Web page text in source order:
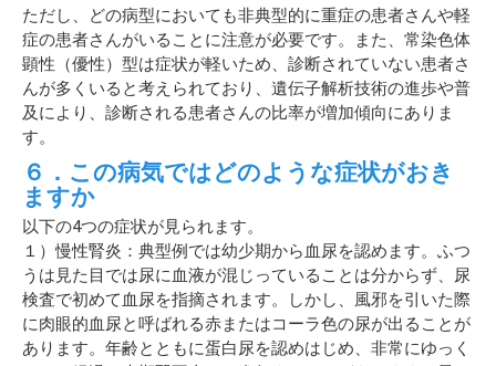
ただし、どの病型においても非典型的に重症の患者さんや軽
症の患者さんがいることに注意が必要です。また、常染色体
顕性（優性）型は症状が軽いため、診断されていない患者さ
んが多くいると考えられており、遺伝子解析技術の進歩や普
及により、診断される患者さんの比率が増加傾向にありま
す。
６．この病気ではどのような症状がおき
ますか
以下の4つの症状が見られます。
１）慢性腎炎：典型例では幼少期から血尿を認めます。ふつ
うは見た目では尿に血液が混じっていることは分からず、尿
検査で初めて血尿を指摘されます。しかし、風邪を引いた際
に肉眼的血尿と呼ばれる赤またはコーラ色の尿が出ることが
あります。年齢とともに蛋白尿を認めはじめ、非常にゆっく